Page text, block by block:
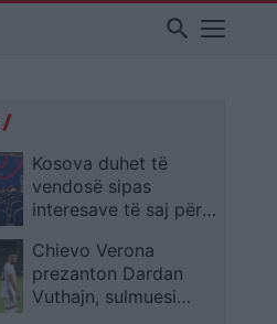
search
Kosova duhet të
vendosë sipas
interesave të saj për
amerikan, thotë
Serwer
Chievo Verona
prezanton Dardan
Vuthajn, sulmuesi